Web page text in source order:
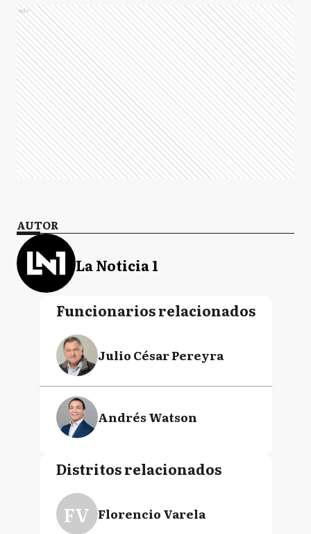
Ads
AUTOR
La Noticia 1
Funcionarios relacionados
Julio César Pereyra
Andrés Watson
Distritos relacionados
FV Florencio Varela